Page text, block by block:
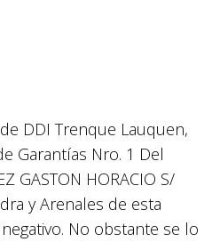
DDI Trenque Lauquen,
Garantías Nro. 1 Del
GASTON HORACIO S/
y Arenales de esta
No obstante se lo